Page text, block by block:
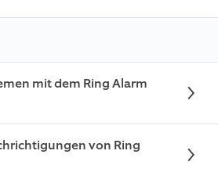
mit dem Ring Alarm
von Ring